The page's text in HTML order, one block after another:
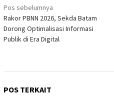
Navigasi
pos
Pos sebelumnya
Rakor PBNN 2026, Sekda Batam
Dorong Optimalisasi Informasi
Publik di Era Digital
POS TERKAIT